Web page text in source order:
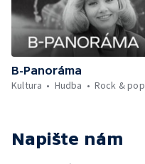
B-Panoráma
Kultura
Hudba Rock & pop
Napište nám